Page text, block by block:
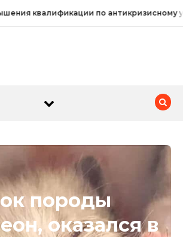
квалификации по антикризисному
породы
оказался в